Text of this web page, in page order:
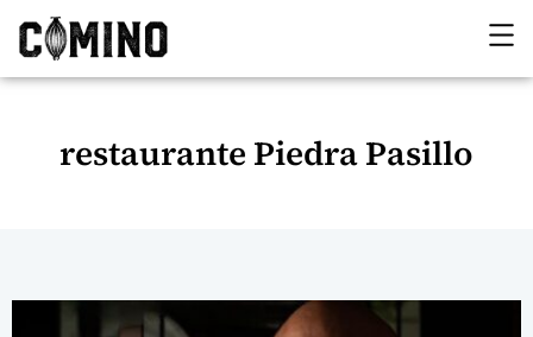
restaurante Piedra Pasillo